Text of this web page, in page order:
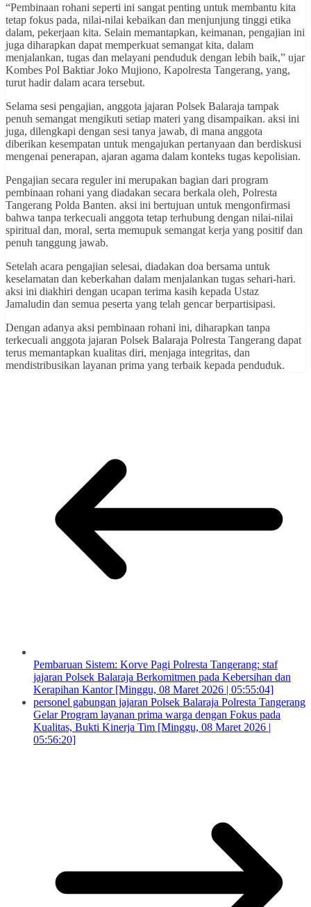
“Pembinaan rohani seperti ini sangat penting untuk membantu kita
tetap fokus pada, nilai-nilai kebaikan dan menjunjung tinggi etika
dalam, pekerjaan kita. Selain memantapkan, keimanan, pengajian ini
juga diharapkan dapat memperkuat semangat kita, dalam
menjalankan, tugas dan melayani penduduk dengan lebih baik,” ujar
Kombes Pol Baktiar Joko Mujiono, Kapolresta Tangerang, yang,
turut hadir dalam acara tersebut.
Selama sesi pengajian, anggota jajaran Polsek Balaraja tampak
penuh semangat mengikuti setiap materi yang disampaikan. aksi ini
juga, dilengkapi dengan sesi tanya jawab, di mana anggota
diberikan kesempatan untuk mengajukan pertanyaan dan berdiskusi
mengenai penerapan, ajaran agama dalam konteks tugas kepolisian.
Pengajian secara reguler ini merupakan bagian dari program
pembinaan rohani yang diadakan secara berkala oleh, Polresta
Tangerang Polda Banten. aksi ini bertujuan untuk mengonfirmasi
bahwa tanpa terkecuali anggota tetap terhubung dengan nilai-nilai
spiritual dan, moral, serta memupuk semangat kerja yang positif dan
penuh tanggung jawab.
Setelah acara pengajian selesai, diadakan doa bersama untuk
keselamatan dan keberkahan dalam menjalankan tugas sehari-hari.
aksi ini diakhiri dengan ucapan terima kasih kepada Ustaz
Jamaludin dan semua peserta yang telah gencar berpartisipasi.
Dengan adanya aksi pembinaan rohani ini, diharapkan tanpa
terkecuali anggota jajaran Polsek Balaraja Polresta Tangerang dapat
terus memantapkan kualitas diri, menjaga integritas, dan
mendistribusikan layanan prima yang terbaik kepada penduduk.
Pembaruan Sistem: Korve Pagi Polresta Tangerang: staf
jajaran Polsek Balaraja Berkomitmen pada Kebersihan dan
Kerapihan Kantor [Minggu, 08 Maret 2026 | 05:55:04]
personel gabungan jajaran Polsek Balaraja Polresta Tangerang
Gelar Program layanan prima warga dengan Fokus pada
Kualitas, Bukti Kinerja Tim [Minggu, 08 Maret 2026 |
05:56:20]